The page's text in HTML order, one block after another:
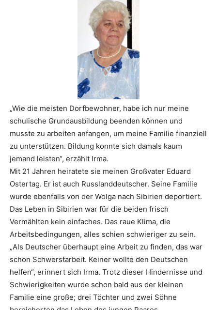
„Wie die meisten Dorfbewohner, habe ich nur meine
schulische Grundausbildung beenden können und
musste zu arbeiten anfangen, um meine Familie finanziell
zu unterstützen. Bildung konnte sich damals kaum
jemand leisten“, erzählt Irma.
Mit 21 Jahren heiratete sie meinen Großvater Eduard
Ostertag. Er ist auch Russlanddeutscher. Seine Familie
wurde ebenfalls von der Wolga nach Sibirien deportiert.
Das Leben in Sibirien war für die beiden frisch
Vermählten kein einfaches. Das raue Klima, die
Arbeitsbedingungen, alles schien schwieriger zu sein.
„Als Deutscher überhaupt eine Arbeit zu finden, das war
schon Schwerstarbeit. Keiner wollte den Deutschen
helfen“, erinnert sich Irma. Trotz dieser Hindernisse und
Schwierigkeiten wurde schon bald aus der kleinen
Familie eine große; drei Töchter und zwei Söhne